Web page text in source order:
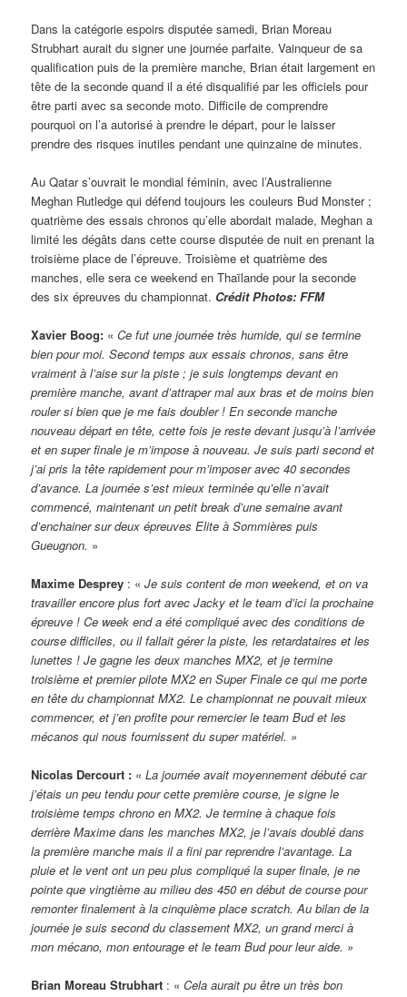
Dans la catégorie espoirs disputée samedi, Brian Moreau
Strubhart aurait du signer une journée parfaite. Vainqueur de sa
qualification puis de la première manche, Brian était largement en
tête de la seconde quand il a été disqualifié par les officiels pour
être parti avec sa seconde moto. Difficile de comprendre
pourquoi on l’a autorisé à prendre le départ, pour le laisser
prendre des risques inutiles pendant une quinzaine de minutes.
Au Qatar s’ouvrait le mondial féminin, avec l’Australienne
Meghan Rutledge qui défend toujours les couleurs Bud Monster ;
quatrième des essais chronos qu’elle abordait malade, Meghan a
limité les dégâts dans cette course disputée de nuit en prenant la
troisième place de l’épreuve. Troisième et quatrième des
manches, elle sera ce weekend en Thaïlande pour la seconde
des six épreuves du championnat. Crédit Photos: FFM
Xavier Boog: «Ce fut une journée très humide, qui se termine
bien pour moi. Second temps aux essais chronos, sans être
vraiment à l’aise sur la piste ; je suis longtemps devant en
première manche, avant d’attraper mal aux bras et de moins bien
rouler si bien que je me fais doubler ! En seconde manche
nouveau départ en tête, cette fois je reste devant jusqu’à l’arrivée
et en super finale je m’impose à nouveau. Je suis parti second et
j’ai pris la tête rapidement pour m’imposer avec 40 secondes
d’avance. La journée s’est mieux terminée qu’elle n’avait
commencé, maintenant un petit break d’une semaine avant
d’enchainer sur deux épreuves Elite à Sommières puis
Gueugnon. »
Maxime Desprey : «Je suis content de mon weekend, et on va
travailler encore plus fort avec Jacky et le team d’ici la prochaine
épreuve ! Ce week end a été compliqué avec des conditions de
course difficiles, ou il fallait gérer la piste, les retardataires et les
lunettes ! Je gagne les deux manches MX2, et je termine
troisième et premier pilote MX2 en Super Finale ce qui me porte
en tête du championnat MX2. Le championnat ne pouvait mieux
commencer, et j’en profite pour remercier le team Bud et les
mécanos qui nous fournissent du super matériel. »
Nicolas Dercourt : «La journée avait moyennement débuté car
j’étais un peu tendu pour cette première course, je signe le
troisième temps chrono en MX2. Je termine à chaque fois
derrière Maxime dans les manches MX2, je l’avais doublé dans
la première manche mais il a fini par reprendre l’avantage. La
pluie et le vent ont un peu plus compliqué la super finale, je ne
pointe que vingtième au milieu des 450 en début de course pour
remonter finalement à la cinquième place scratch. Au bilan de la
journée je suis second du classement MX2, un grand merci à
mon mécano, mon entourage et le team Bud pour leur aide. »
Brian Moreau Strubhart : «Cela aurait pu être un très bon